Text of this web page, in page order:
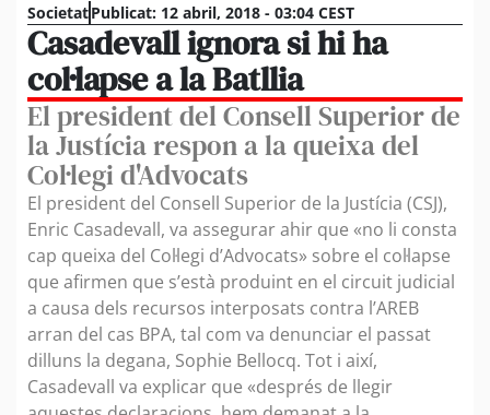
SocietatPublicat: 12 abril, 2018 - 03:04 CEST
Casadevall ignora si hi ha
col·lapse a la Batllia
El president del Consell Superior de
la Justícia respon a la queixa del
Col·legi d'Advocats
El president del Consell Superior de la Justícia (CSJ),
Enric Casadevall, va assegurar ahir que «no li consta
cap queixa del Col·legi d’Advocats» sobre el col·lapse
que afirmen que s’està produint en el circuit judicial
a causa dels recursos interposats contra l’AREB
arran del cas BPA, tal com va denunciar el passat
dilluns la degana, Sophie Bellocq. Tot i així,
Casadevall va explicar que «després de llegir